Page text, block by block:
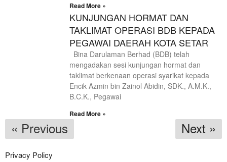
Read More »
KUNJUNGAN HORMAT DAN
TAKLIMAT OPERASI BDB KEPADA
PEGAWAI DAERAH KOTA SETAR
Bina Darulaman Berhad (BDB) telah
mengadakan sesi kunjungan hormat dan
taklimat berkenaan operasi syarikat kepada
Encik Azmin bin Zainol Abidin, SDK., A.M.K.,
B.C.K., Pegawai
Read More »
« Previous Next »
Privacy Policy